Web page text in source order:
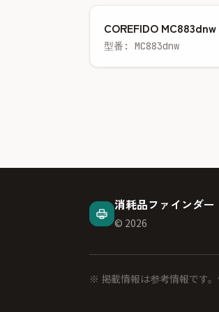
COREFIDO MC883dnw
型番: MC883dnw
消耗品ファインダー
© 2026
※ 掲載情報は参考情報です